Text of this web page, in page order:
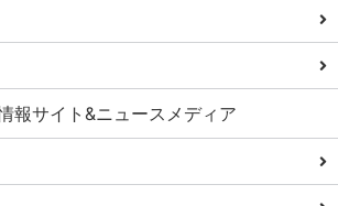
報サイト&ニュースメディア